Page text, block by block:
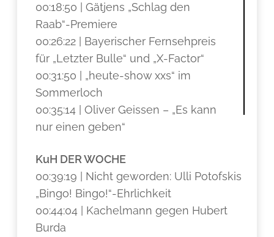
00:18:50 | Gätjens „Schlag den
Raab“-Premiere
00:26:22 | Bayerischer Fernsehpreis
für „Letzter Bulle“ und „X-Factor“
00:31:50 | „heute-show xxs“ im
Sommerloch
00:35:14 | Oliver Geissen – „Es kann
nur einen geben“
KuH DER WOCHE
00:39:19 | Nicht geworden: Ulli Potofskis
„Bingo! Bingo!“-Ehrlichkeit
00:44:04 | Kachelmann gegen Hubert
Burda